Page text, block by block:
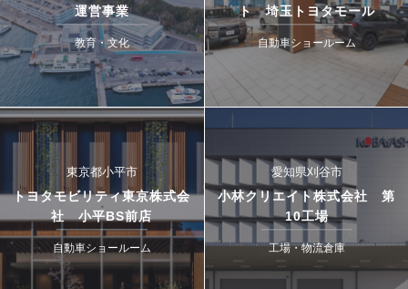
運営事業
教育・文化
ト 埼玉トヨタモール
自動車ショールーム
東京都小平市
トヨタモビリティ東京株式会
社 小平BS前店
自動車ショールーム
愛知県刈谷市
小林クリエイト株式会社 第
10工場
工場・物流倉庫